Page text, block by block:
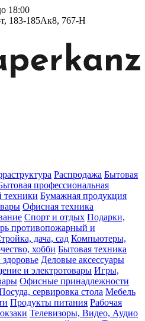
18:00
183-185Ак8, 767-Н
Распродажа Бытовая
профессиональная
техники Бумажная продукция
Офисная техника
Спорт и отдых Подарки,
противопожарный и
дача, сад Компьютеры,
хобби Бытовая техника
Деловые аксессуары
и электротовары Игры,
Офисные принадлежности
сервировка стола Мебель
Продукты питания Рабочая
Телевизоры, Видео, Аудио